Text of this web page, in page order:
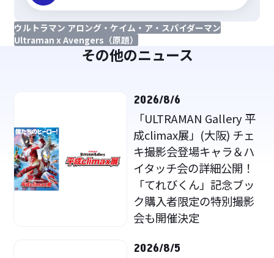
ウルトラマン アロング・ケイム・ア・スパイダーマン
Ultraman x Avengers（原題）
その他のニュース
2026/8/6
「ULTRAMAN Gallery 平
成climax展」(大阪) チェ
キ撮影会登場キャラ＆ハ
イタッチ会の詳細公開！
「てれびくん」記念ブッ
ク購入者限定の特別撮影
会も開催決定
2026/8/5